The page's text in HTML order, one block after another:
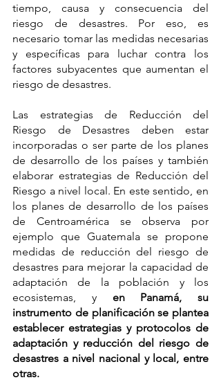
tiempo, causa y consecuencia del
riesgo de desastres. Por eso, es
necesario tomar las medidas necesarias
y específicas para luchar contra los
factores subyacentes que aumentan el
riesgo de desastres.
Las estrategias de Reducción del
Riesgo de Desastres deben estar
incorporadas o ser parte de los planes
de desarrollo de los países y también
elaborar estrategias de Reducción del
Riesgo a nivel local. En este sentido, en
los planes de desarrollo de los países
de Centroamérica se observa por
ejemplo que Guatemala se propone
medidas de reducción del riesgo de
desastres para mejorar la capacidad de
adaptación de la población y los
ecosistemas, y en Panamá, su
instrumento de planificación se plantea
establecer estrategias y protocolos de
adaptación y reducción del riesgo de
desastres a nivel nacional y local, entre
otras.